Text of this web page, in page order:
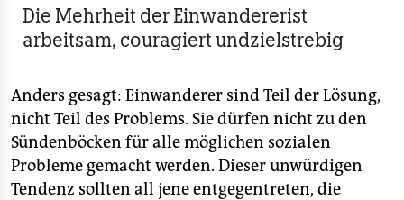
Die Mehrheit der Einwandererist
arbeitsam, couragiert undzielstrebig
Anders gesagt: Einwanderer sind Teil der Lösung,
nicht Teil des Problems. Sie dürfen nicht zu den
Sündenböcken für alle möglichen sozialen
Probleme gemacht werden. Dieser unwürdigen
Tendenz sollten all jene entgegentreten, die